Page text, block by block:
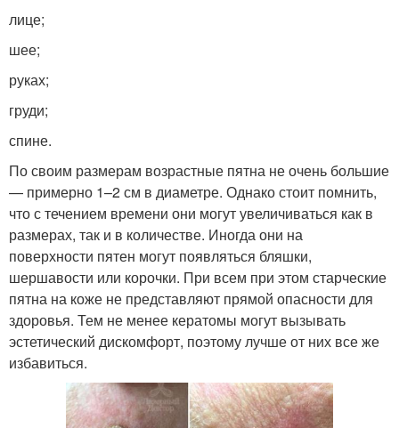
лице;
шее;
руках;
груди;
спине.
По своим размерам возрастные пятна не очень большие
— примерно 1–2 см в диаметре. Однако стоит помнить,
что с течением времени они могут увеличиваться как в
размерах, так и в количестве. Иногда они на
поверхности пятен могут появляться бляшки,
шершавости или корочки. При всем при этом старческие
пятна на коже не представляют прямой опасности для
здоровья. Тем не менее кератомы могут вызывать
эстетический дискомфорт, поэтому лучше от них все же
избавиться.